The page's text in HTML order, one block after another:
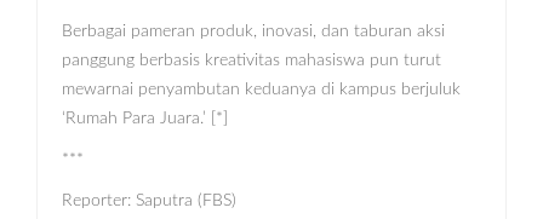
Berbagai pameran produk, inovasi, dan taburan aksi
panggung berbasis kreativitas mahasiswa pun turut
mewarnai penyambutan keduanya di kampus berjuluk
‘Rumah Para Juara.’ [*]
***
Reporter: Saputra (FBS)